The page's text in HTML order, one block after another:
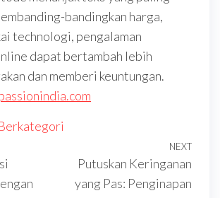
bandingkan harga,
technologi, pengalaman
dapat bertambah lebih
dan memberi keuntungan.
Next
NEXT
Putuskan Keringanan
yang Pas: Penginapan